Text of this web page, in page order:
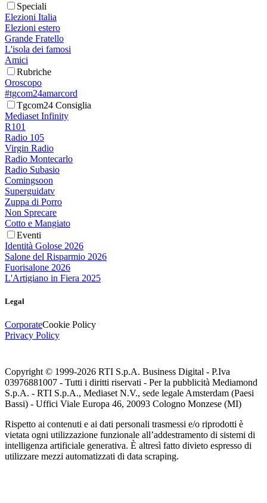
Speciali
Elezioni Italia
Elezioni estero
Grande Fratello
L'isola dei famosi
Amici
Rubriche
Oroscopo
#tgcom24amarcord
Tgcom24 Consiglia
Mediaset Infinity
R101
Radio 105
Virgin Radio
Radio Montecarlo
Radio Subasio
Comingsoon
Superguidatv
Zuppa di Porro
Non Sprecare
Cotto e Mangiato
Eventi
Identità Golose 2026
Salone del Risparmio 2026
Fuorisalone 2026
L'Artigiano in Fiera 2025
Legal
CorporateCookie Policy
Privacy Policy
Copyright © 1999-2026 RTI S.p.A. Business Digital - P.Iva
03976881007 - Tutti i diritti riservati - Per la pubblicità Mediamond
S.p.A. - RTI S.p.A., Mediaset N.V., sede legale Amsterdam (Paesi
Bassi) - Uffici Viale Europa 46, 20093 Cologno Monzese (MI)
Rispetto ai contenuti e ai dati personali trasmessi e/o riprodotti è
vietata ogni utilizzazione funzionale all’addestramento di sistemi di
intelligenza artificiale generativa. È altresì fatto divieto espresso di
utilizzare mezzi automatizzati di data scraping.